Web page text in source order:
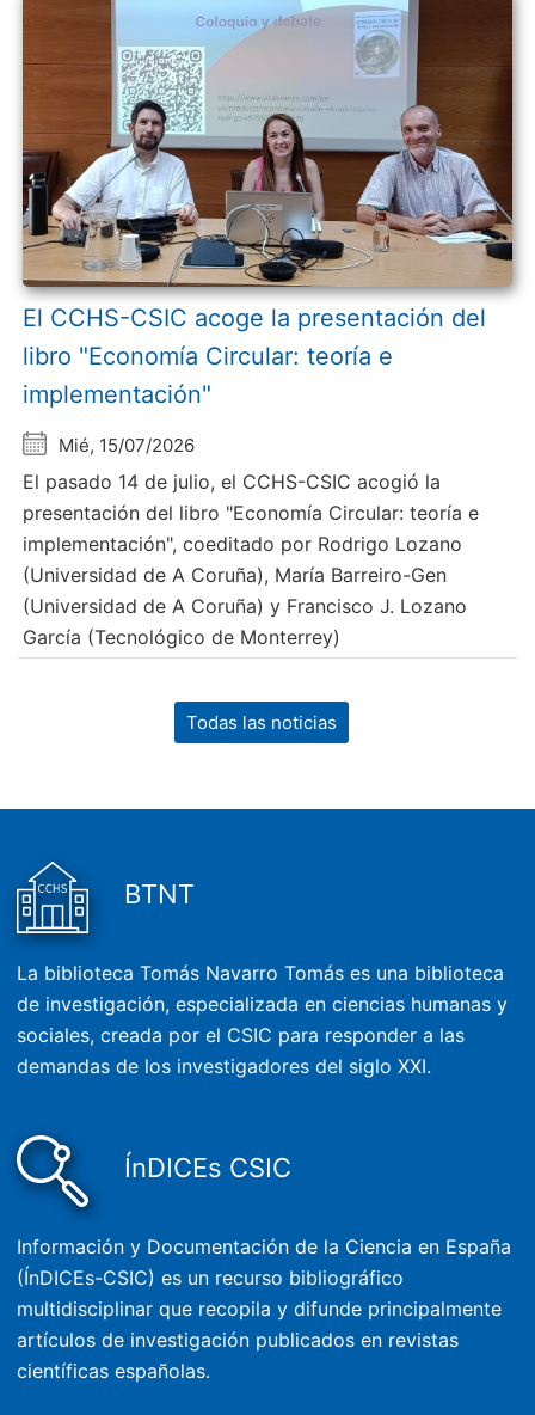
El CCHS-CSIC acoge la presentación del
libro "Economía Circular: teoría e
implementación"
Mié, 15/07/2026
El pasado 14 de julio, el CCHS-CSIC acogió la
presentación del libro "Economía Circular: teoría e
implementación", coeditado por Rodrigo Lozano
(Universidad de A Coruña), María Barreiro-Gen
(Universidad de A Coruña) y Francisco J. Lozano
García (Tecnológico de Monterrey)
Todas las noticias
BTNT
La biblioteca Tomás Navarro Tomás es una biblioteca
de investigación, especializada en ciencias humanas y
sociales, creada por el CSIC para responder a las
demandas de los investigadores del siglo XXI.
ÍnDICEs CSIC
Información y Documentación de la Ciencia en España
(ÍnDICEs-CSIC) es un recurso bibliográfico
multidisciplinar que recopila y difunde principalmente
artículos de investigación publicados en revistas
científicas españolas.